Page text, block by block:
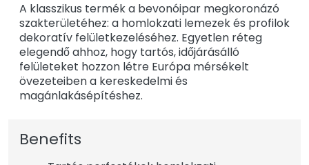
A klasszikus termék a bevonóipar megkoronázó
szakterületéhez: a homlokzati lemezek és profilok
dekoratív felületkezeléséhez. Egyetlen réteg
elegendő ahhoz, hogy tartós, időjárásálló
felületeket hozzon létre Európa mérsékelt
övezeteiben a kereskedelmi és
magánlakásépítéshez.
Benefits